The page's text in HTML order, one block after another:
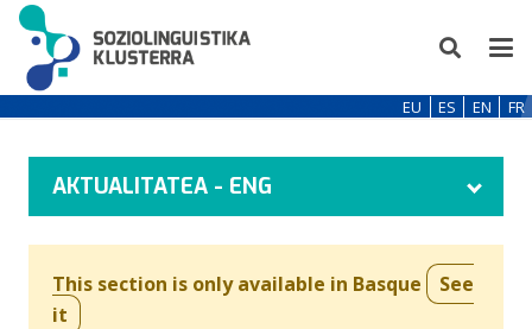
EU ES EN FR
AKTUALITATEA - ENG
This section is only available in Basque
See
it